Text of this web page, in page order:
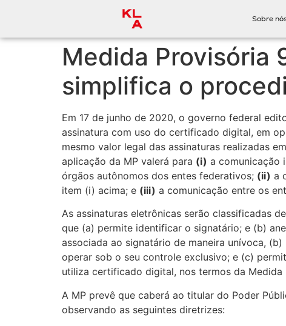
Sobre
Medida Provisória
simplifica o
Em 17 de junho de 2020, o governo federal
assinatura com uso do certificado digital, em
mesmo valor legal das assinaturas realizadas
aplicação da MP valerá para (i) a comunicação
órgãos autônomos dos entes federativos; (ii) a
item (i) acima; e (iii) a comunicação entre os
As assinaturas eletrônicas serão classificadas
que (a) permite identificar o signatário; e (b)
associada ao signatário de maneira unívoca,
operar sob o seu controle exclusivo; e (c)
utiliza certificado digital, nos termos da Medida
A MP prevê que caberá ao titular do Poder
observando as seguintes diretrizes: